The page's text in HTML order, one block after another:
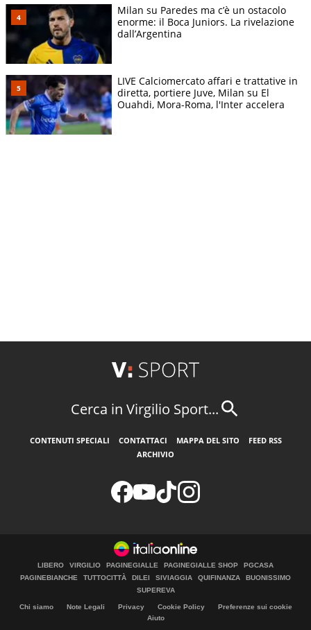
Milan su Paredes ma c’è un ostacolo
enorme: il Boca Juniors. La rivelazione
dall’Argentina
LIVE Calciomercato affari e trattative in
diretta, portiere Juve, Milan su El
Ouahdi, Mora-Roma, l'Inter accelera
Cerca in Virgilio Sport...
CONTENUTI SPECIALI CONTATTACI MAPPA DEL SITO
FEED RSS
ARCHIVIO
LIBERO VIRGILIO PAGINEGIALLE PAGINEGIALLE SHOP
PGCASA
PAGINEBIANCHE
TUTTOCITTÀ DILEI SIVIAGGIA QUIFINANZA
BUONISSIMO
SUPEREVA
Chi siamo Note Legali Privacy Cookie Policy
Preferenze sui cookie
Aiuto